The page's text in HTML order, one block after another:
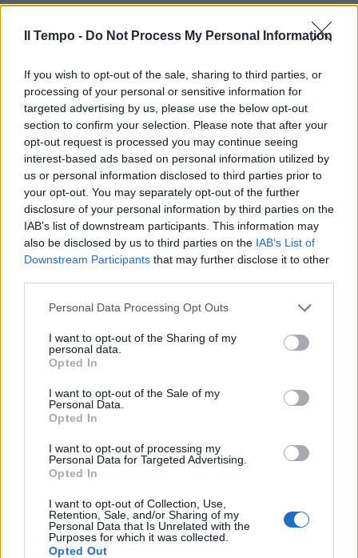
Il Tempo - Do Not Process My Personal Information
If you wish to opt-out of the sale, sharing to third parties, or
processing of your personal or sensitive information for
targeted advertising by us, please use the below opt-out
section to confirm your selection. Please note that after your
opt-out request is processed you may continue seeing
interest-based ads based on personal information utilized by
us or personal information disclosed to third parties prior to
your opt-out. You may separately opt-out of the further
disclosure of your personal information by third parties on the
IAB’s list of downstream participants. This information may
also be disclosed by us to third parties on the IAB’s List of
Downstream Participants that may further disclose it to other
Personal Data Processing Opt Outs
I want to opt-out of the Sharing of my
personal data.
Opted In
I want to opt-out of the Sale of my
Personal Data.
Opted In
I want to opt-out of processing my
Personal Data for Targeted Advertising.
Opted In
I want to opt-out of Collection, Use,
Retention, Sale, and/or Sharing of my
Personal Data that Is Unrelated with the
Purposes for which it was collected.
Opted Out
In evidenza